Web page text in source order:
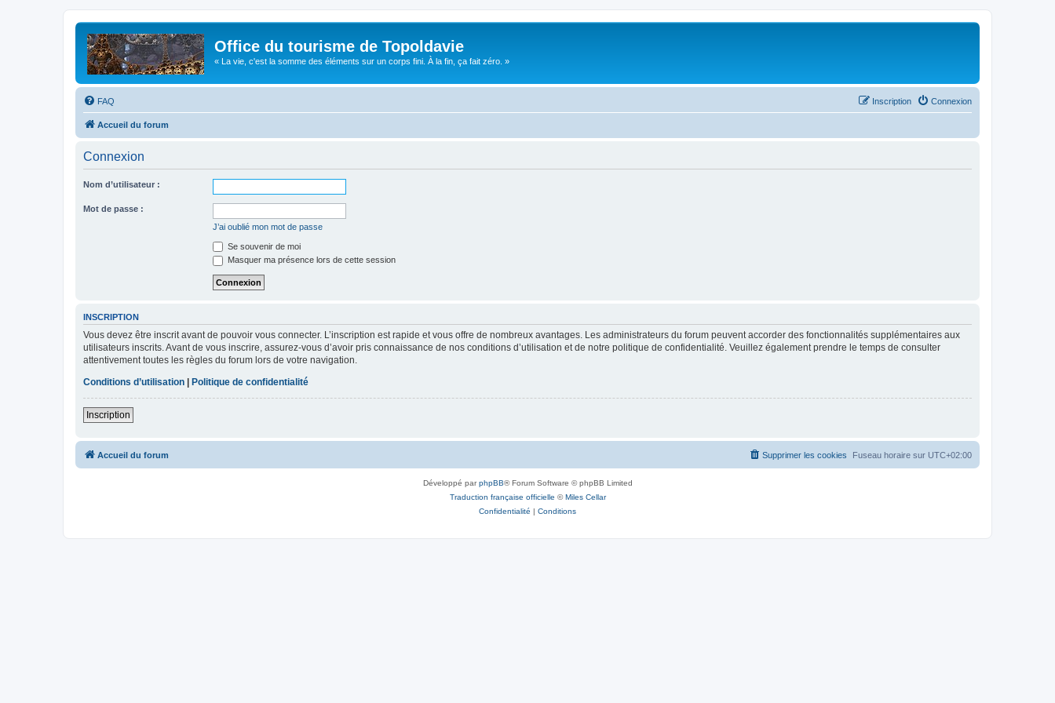
Office du tourisme de Topoldavie
« La vie, c'est la somme des éléments sur un corps fini. À la fin, ça fait zéro. »
FAQ Connexion
Inscription
Accueil du forum
Connexion
Nom d’utilisateur :
Mot de passe :
J’ai oublié mon mot de passe
Se souvenir de moi
Masquer ma présence lors de cette session
INSCRIPTION
Vous devez être inscrit avant de pouvoir vous connecter. L’inscription est rapide et vous offre de nombreux avantages. Les administrateurs du forum peuvent accorder des fonctionnalités supplémentaires aux
utilisateurs inscrits. Avant de vous inscrire, assurez-vous d’avoir pris connaissance de nos conditions d’utilisation et de notre politique de confidentialité. Veuillez également prendre le temps de consulter
attentivement toutes les règles du forum lors de votre navigation.
Conditions d’utilisation
Politique de confidentialité
Inscription
Accueil du forum Fuseau horaire sur UTC+02:00
Supprimer les cookies
Développé parphpBB® Forum Software © phpBB Limited
Traduction française officielle ©Miles Cellar
Confidentialité | Conditions